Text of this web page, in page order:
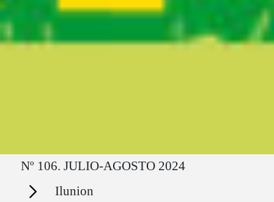
Ruta del sitio
Nº 106. JULIO-AGOSTO 2024
Secciones Ilunion